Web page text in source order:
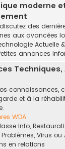
moderne
des
aux avancées
Actuelle
annonces
connaissances,
et à la
WDA
Info,
Virus ou
en relations